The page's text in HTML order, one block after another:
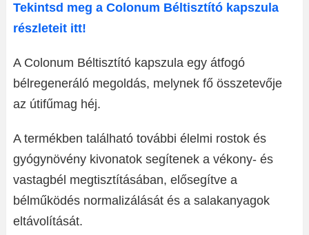
Tekintsd meg a Colonum Béltisztító kapszula
részleteit itt!
A Colonum Béltisztító kapszula egy átfogó
bélregeneráló megoldás, melynek fő összetevője
az útifűmag héj.
A termékben található további élelmi rostok és
gyógynövény kivonatok segítenek a vékony- és
vastagbél megtisztításában, elősegítve a
bélműködés normalizálását és a salakanyagok
eltávolítását.